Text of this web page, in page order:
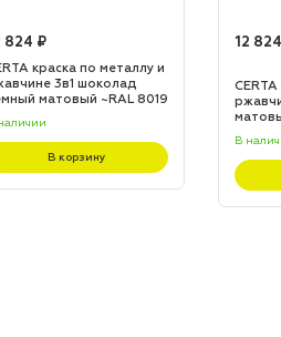
824 ₽
краска по металлу и
3в1 шоколад
матовый ~RAL 8019
В корзину
12
В